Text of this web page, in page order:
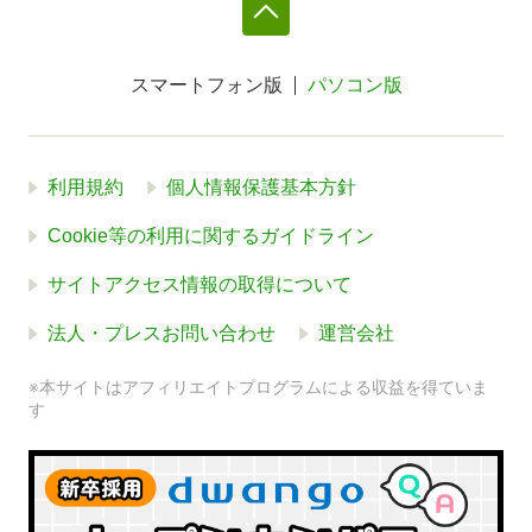
スマートフォン版 パソコン版
利用規約 個人情報保護基本方針
Cookie等の利用に関するガイドライン
サイトアクセス情報の取得について
法人・プレスお問い合わせ 運営会社
※本サイトはアフィリエイトプログラムによる収益を得ていま
す